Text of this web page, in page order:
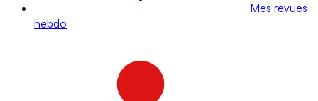
Mes revues
hebdo